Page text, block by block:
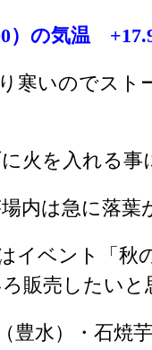
）の気温
寒いのでス
火を入れる
内は急に落葉
イベント「
販売したいと
豊水）・石焼